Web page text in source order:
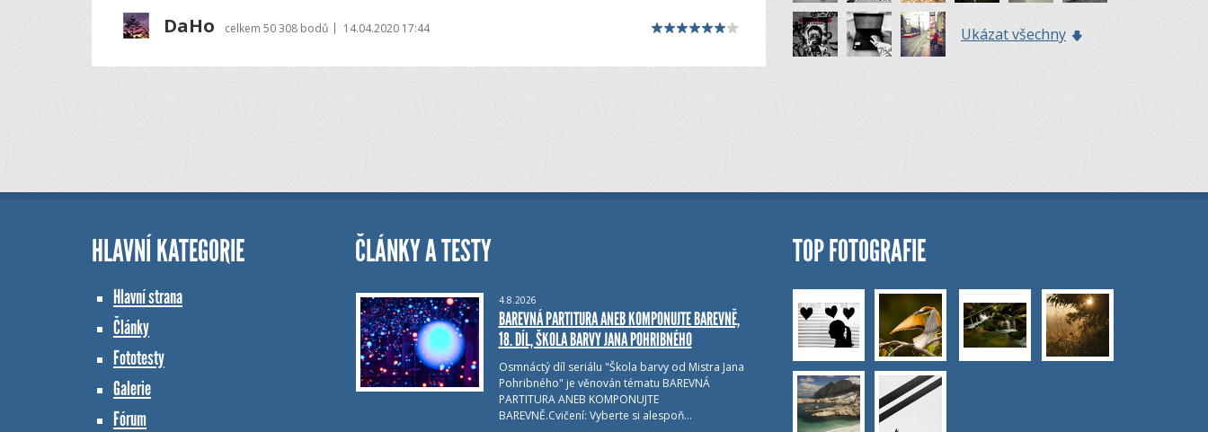
DaHo celkem 50 308 bodů | 14.04.2020 17:44 Ukázat všechny
HLAVNÍ KATEGORIE
Hlavní strana
Články
Fototesty
Galerie
Fórum
ČLÁNKY A TESTY
4.8.2026
BAREVNÁ PARTITURA ANEB KOMPONUJTE BAREVNĚ,
18. DÍL, ŠKOLA BARVY JANA POHRIBNÉHO
Osmnáctý díl seriálu "Škola barvy od Mistra Jana
Pohribného" je věnován tématu BAREVNÁ
PARTITURA ANEB KOMPONUJTE
BAREVNĚ.Cvičení: Vyberte si alespoň…
TOP FOTOGRAFIE